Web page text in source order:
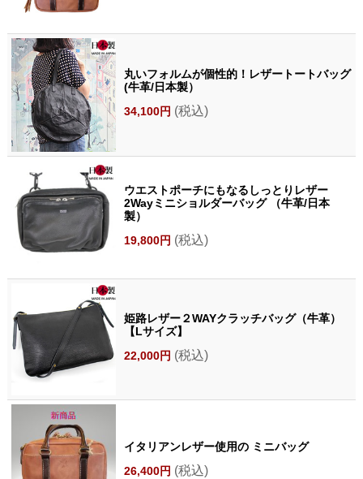
丸いフォルムが個性的！レザートートバッグ
(牛革/日本製）
34,100円 (税込)
ウエストポーチにもなるしっとりレザー
2Wayミニショルダーバッグ （牛革/日本
製）
19,800円 (税込)
姫路レザー２WAYクラッチバッグ（牛革）
【Lサイズ】
22,000円 (税込)
イタリアンレザー使用の ミニバッグ
26,400円 (税込)